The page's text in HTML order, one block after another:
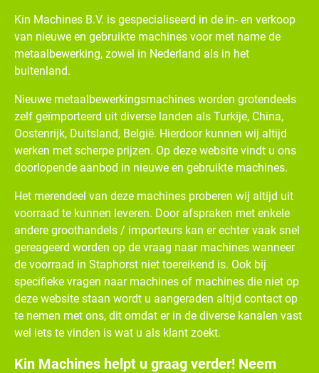
Kin Machines B.V. is gespecialiseerd in de in- en verkoop
van nieuwe en gebruikte machines voor met name de
metaalbewerking, zowel in Nederland als in het
buitenland.
Nieuwe metaalbewerkingsmachines worden grotendeels
zelf geïmporteerd uit diverse landen als Turkije, China,
Oostenrijk, Duitsland, België. Hierdoor kunnen wij altijd
werken met scherpe prijzen. Op deze website vindt u ons
doorlopende aanbod in nieuwe en gebruikte machines.
Het merendeel van deze machines proberen wij altijd uit
voorraad te kunnen leveren. Door afspraken met enkele
andere groothandels / importeurs kan er echter vaak snel
gereageerd worden op de vraag naar machines wanneer
de voorraad in Staphorst niet toereikend is. Ook bij
specifieke vragen naar machines of machines die niet op
deze website staan wordt u aangeraden altijd contact op
te nemen met ons, dit omdat er in de diverse kanalen vast
wel iets te vinden is wat u als klant zoekt.
Kin Machines helpt u graag verder! Neem